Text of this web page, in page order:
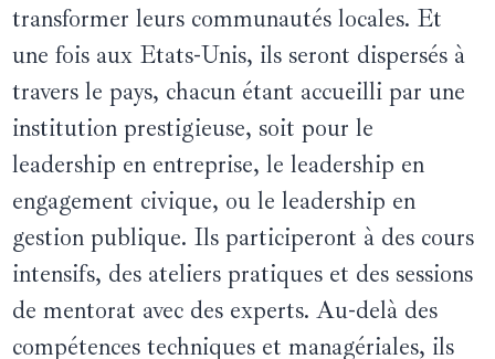
transformer leurs communautés locales. Et
une fois aux Etats-Unis, ils seront dispersés à
travers le pays, chacun étant accueilli par une
institution prestigieuse, soit pour le
leadership en entreprise, le leadership en
engagement civique, ou le leadership en
gestion publique. Ils participeront à des cours
intensifs, des ateliers pratiques et des sessions
de mentorat avec des experts. Au-delà des
compétences techniques et managériales, ils